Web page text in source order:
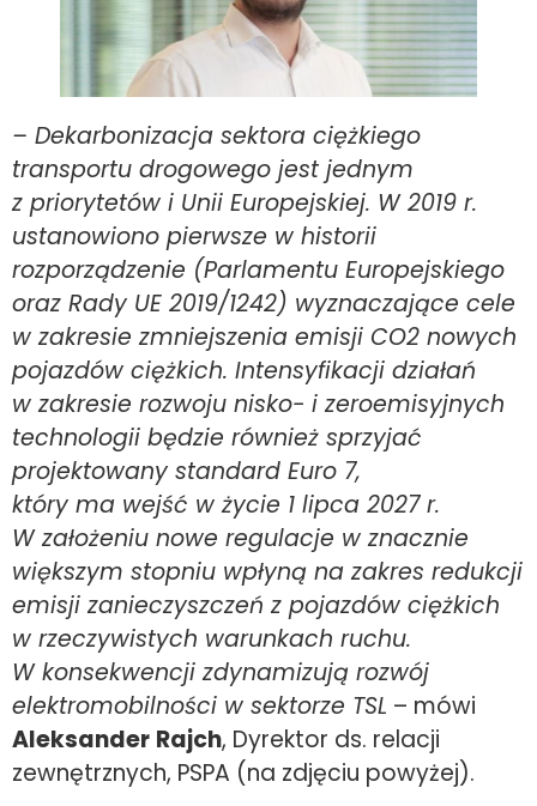
– Dekarbonizacja sektora ciężkiego
transportu drogowego jest jednym
z priorytetów i Unii Europejskiej. W 2019 r.
ustanowiono pierwsze w historii
rozporządzenie (Parlamentu Europejskiego
oraz Rady UE 2019/1242) wyznaczające cele
w zakresie zmniejszenia emisji CO2 nowych
pojazdów ciężkich. Intensyfikacji działań
w zakresie rozwoju nisko- i zeroemisyjnych
technologii będzie również sprzyjać
projektowany standard Euro 7,
który ma wejść w życie 1 lipca 2027 r.
W założeniu nowe regulacje w znacznie
większym stopniu wpłyną na zakres redukcji
emisji zanieczyszczeń z pojazdów ciężkich
w rzeczywistych warunkach ruchu.
W konsekwencji zdynamizują rozwój
elektromobilności w sektorze TSL – mówi
Aleksander Rajch, Dyrektor ds. relacji
zewnętrznych, PSPA (na zdjęciu powyżej).